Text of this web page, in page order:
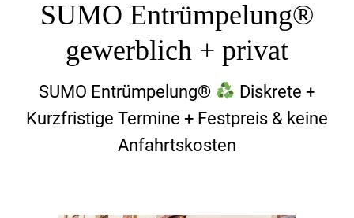
SUMO Entrümpelung®
gewerblich + privat
SUMO Entrümpelung®
Diskrete +
Kurzfristige Termine + Festpreis & keine
Anfahrtskosten